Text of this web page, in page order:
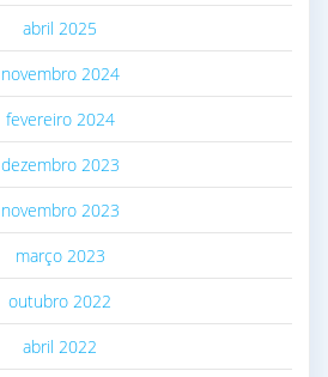
abril 2025
novembro 2024
fevereiro 2024
dezembro 2023
novembro 2023
março 2023
outubro 2022
abril 2022